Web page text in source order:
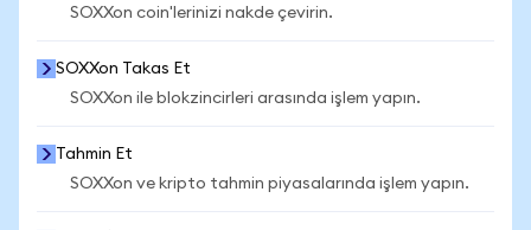
SOXXon coin'lerinizi nakde çevirin.
SOXXon Takas Et
SOXXon ile blokzincirleri arasında işlem yapın.
Tahmin Et
SOXXon ve kripto tahmin piyasalarında işlem yapın.